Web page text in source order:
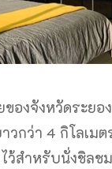
องจังหวัดระยอ
กว่า 4 กิโลเม
ว้สำหรับนั่งชิล